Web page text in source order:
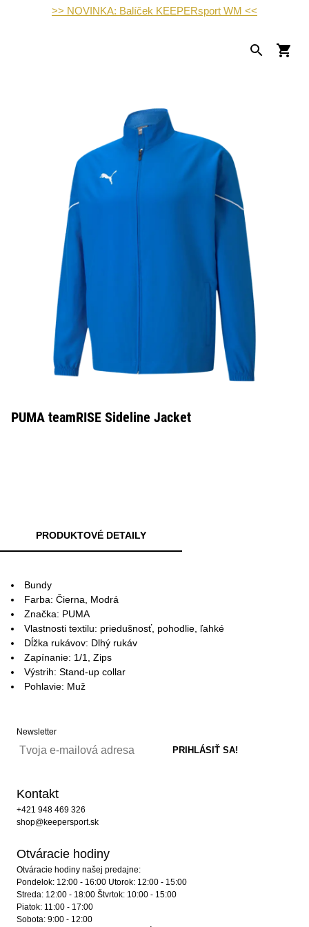
>> NOVINKA: Balíček KEEPERsport WM <<
PUMA teamRISE Sideline Jacket
PRODUKTOVÉ DETAILY
Bundy
Farba: Čierna, Modrá
Značka: PUMA
Vlastnosti textilu: priedušnosť, pohodlie, ľahké
Dĺžka rukávov: Dlhý rukáv
Zapínanie: 1/1, Zips
Výstrih: Stand-up collar
Pohlavie: Muž
Newsletter
Kontakt
+421 948 469 326
shop@keepersport.sk
Otváracie hodiny
Otváracie hodiny našej predajne:
Pondelok: 12:00 - 16:00 Utorok: 12:00 - 15:00
Streda: 12:00 - 18:00 Štvrtok: 10:00 - 15:00
Piatok: 11:00 - 17:00
Sobota: 9:00 - 12:00